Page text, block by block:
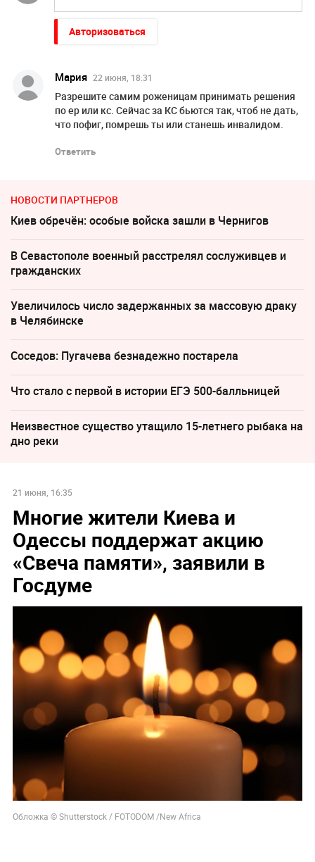
Авторизоваться
Мария 22 июня, 18:31
Разрешите самим роженицам принимать решения
по ер или кс. Сейчас за КС бьются так, чтоб не дать,
что пофиг, помрешь ты или станешь инвалидом.
Ответить
НОВОСТИ ПАРТНЕРОВ
Киев обречён: особые войска зашли в Чернигов
В Севастополе военный расстрелял сослуживцев и
гражданских
Увеличилось число задержанных за массовую драку
в Челябинске
Соседов: Пугачева безнадежно постарела
Что стало с первой в истории ЕГЭ 500-балльницей
Неизвестное существо утащило 15-летнего рыбака на
дно реки
21 июня, 16:35
Многие жители Киева и
Одессы поддержат акцию
«Свеча памяти», заявили в
Госдуме
Обложка © Shutterstock / FOTODOM /New Africa